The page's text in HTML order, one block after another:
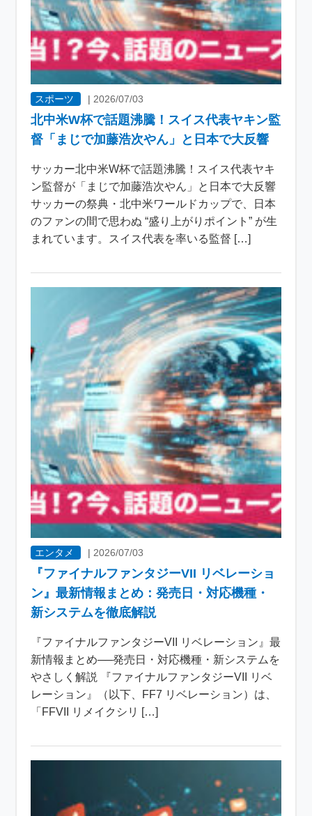
スポーツ |2026/07/03
北中米W杯で話題沸騰！スイス代表ヤキン監
督「まじで加藤浩次やん」と日本で大反響
サッカー北中米W杯で話題沸騰！スイス代表ヤキ
ン監督が「まじで加藤浩次やん」と日本で大反響
サッカーの祭典・北中米ワールドカップで、日本
のファンの間で思わぬ “盛り上がりポイント” が生
まれています。スイス代表を率いる監督 […]
エンタメ | 2026/07/03
『ファイナルファンタジーVII リベレーショ
ン』最新情報まとめ：発売日・対応機種・
新システムを徹底解説
『ファイナルファンタジーVII リベレーション』最
新情報まとめ──発売日・対応機種・新システムを
やさしく解説 『ファイナルファンタジーVII リベ
レーション』（以下、FF7 リベレーション）は、
「FFVII リメイクシリ […]